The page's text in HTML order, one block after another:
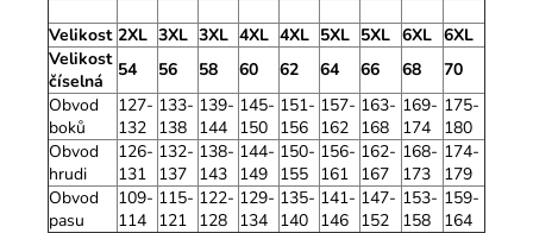
Velikost 2XL 3XL 3XL 4XL 4XL 5XL 5XL 6XL 6XL
Velikost
číselná
54 56 58 60 62 64 66 68
70
Obvod
boků
127-
132
133-
138
139-
144
145-
150
151-
156
157-
162
163-
168
169-
174
175-
180
Obvod
hrudi
126-
131
132-
137
138-
143
144-
149
150-
155
156-
161
162-
167
168-
173
174-
179
Obvod
pasu
109-
114
115-
121
122-
128
129-
134
135-
140
141-
146
147-
152
153-
158
159-
164